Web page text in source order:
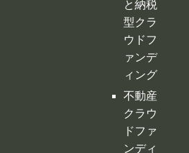
と納税
型クラ
ウドフ
ァンデ
ィング
不動産
クラウ
ドファ
ンディ